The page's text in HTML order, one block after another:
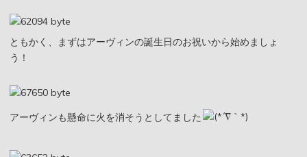
ともかく、まずはアーヴィンの誕生日のお祝いから始めましょ
う！
アーヴィンも懸命に火を消そうとしてました